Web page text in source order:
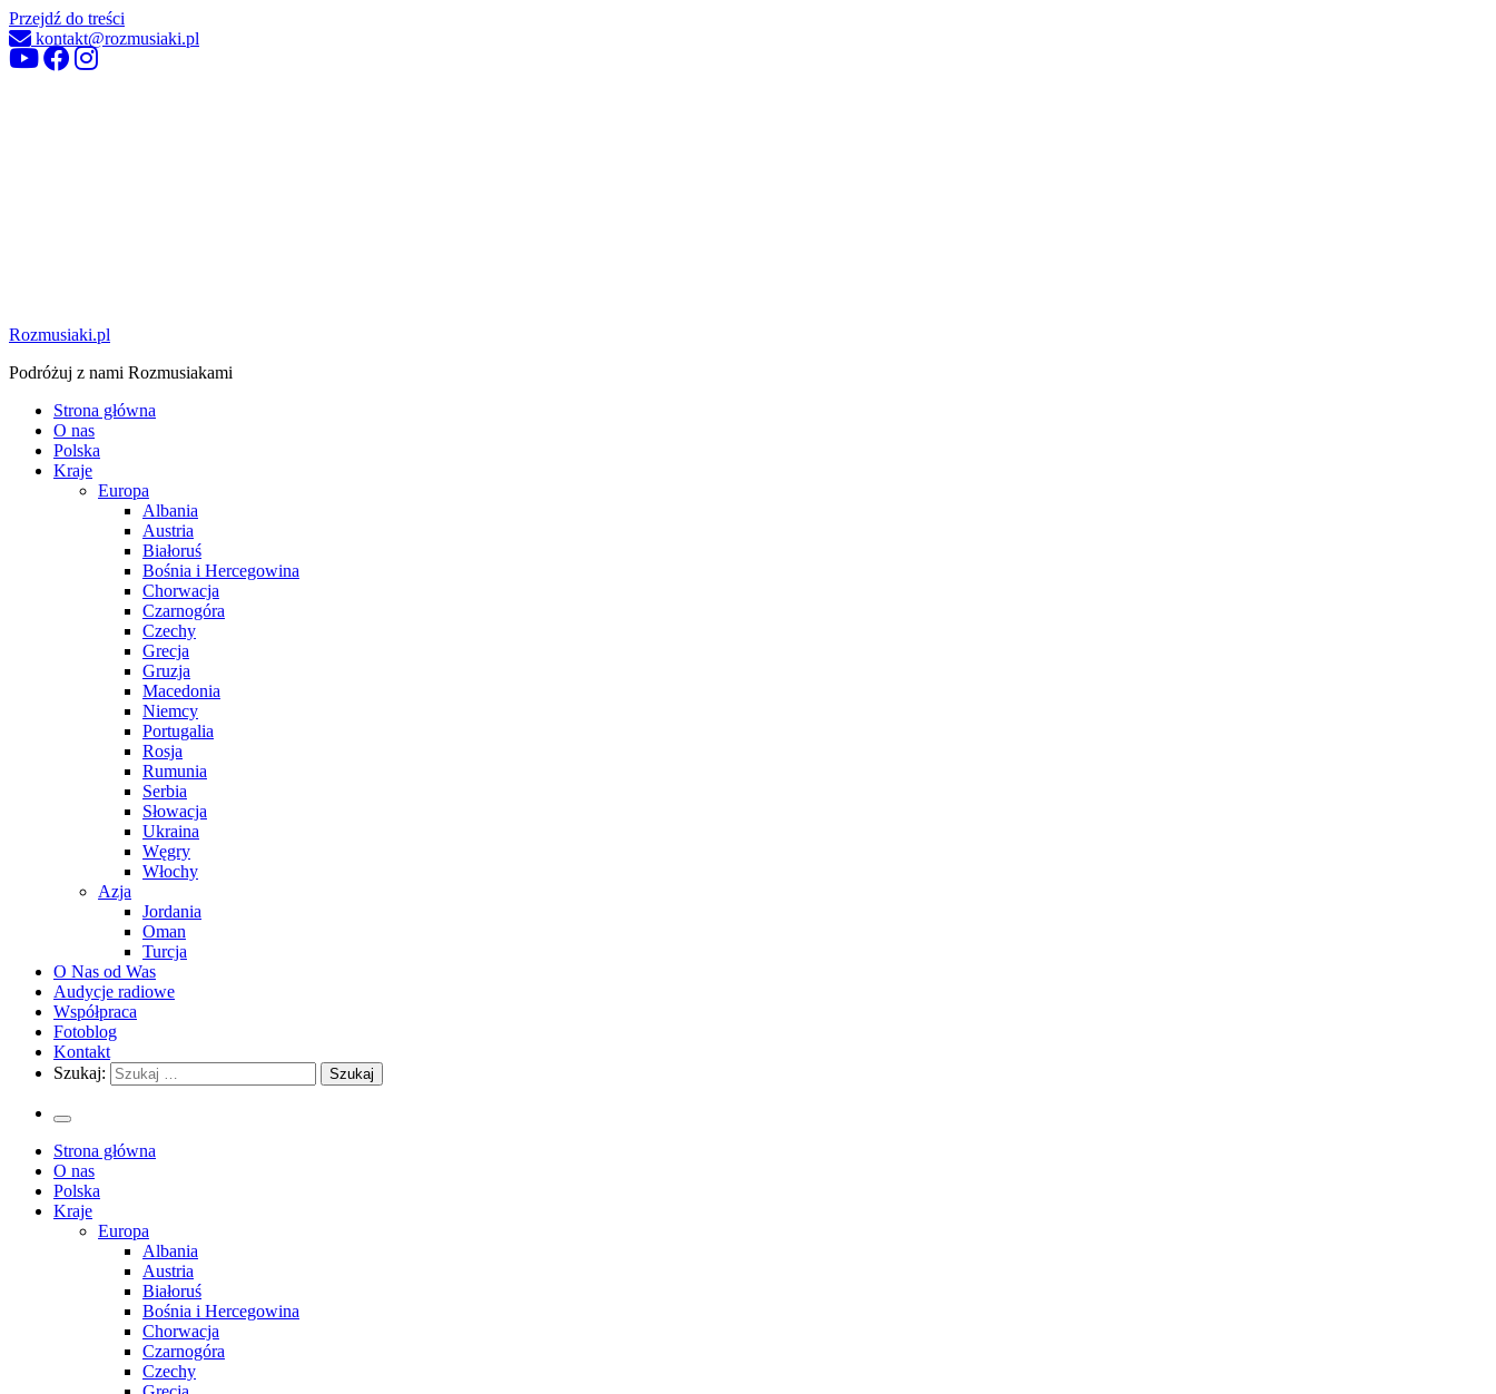
Przejdź do treści
kontakt@rozmusiaki.pl
Rozmusiaki.pl
Podróżuj z nami Rozmusiakami
Strona główna
O nas
Polska
Kraje
Europa
Albania
Austria
Białoruś
Bośnia i Hercegowina
Chorwacja
Czarnogóra
Czechy
Grecja
Gruzja
Macedonia
Niemcy
Portugalia
Rosja
Rumunia
Serbia
Słowacja
Ukraina
Węgry
Włochy
Azja
Jordania
Oman
Turcja
O Nas od Was
Audycje radiowe
Współpraca
Fotoblog
Kontakt
Szukaj:
Strona główna
O nas
Polska
Kraje
Europa
Albania
Austria
Białoruś
Bośnia i Hercegowina
Chorwacja
Czarnogóra
Czechy